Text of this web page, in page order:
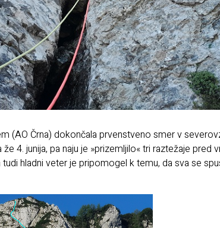
(AO Črna) dokončala prvenstveno smer v
4. junija, pa naju je »prizemljilo« tri raztežaje pred
hladni veter je pripomogel k temu, da sva se